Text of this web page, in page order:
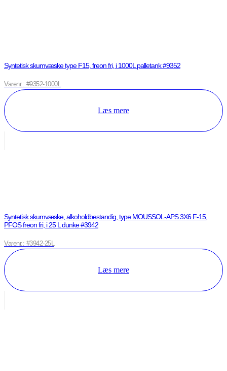
Syntetisk skumvæske type F15, freon fri, i 1000L palletank #9352
Varenr.: #9352-1000L
Læs mere
Syntetisk skumvæske, alkoholdbestandig, type MOUSSOL-APS 3X6 F-15,
PFOS freon fri, i 25 L dunke #3942
Varenr.: #3942-25L
Læs mere